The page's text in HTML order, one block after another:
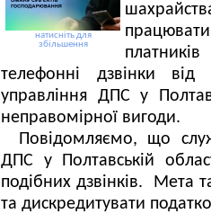
натисніть для
збільшення
телефонні дзвінки від
управління ДПС у
неправомірної вигоди.
Повідомляємо, що
ДПС у Полтавській
подібних дзвінків. Мета
та дискредитувати